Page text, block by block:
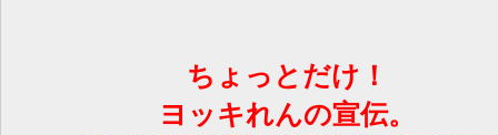
ちょっとだけ！
ヨッキれんの宣伝。